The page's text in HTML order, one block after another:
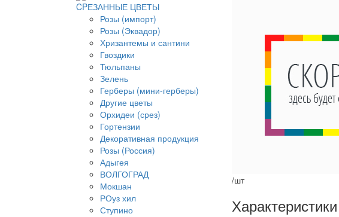
CPЕЗАННЫЕ ЦВЕТЫ
Розы (импорт)
Розы (Эквадор)
Хризантемы и сантини
Гвоздики
Тюльпаны
Зелень
Герберы (мини-герберы)
Другие цветы
Орхидеи (срез)
Гортензии
Декоративная продукция
Розы (Россия)
Адыгея
ВОЛГОГРАД
Мокшан
РОуз хил
Ступино
/шт
Характеристики